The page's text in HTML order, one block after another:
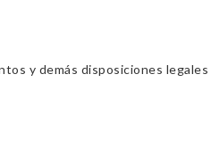
y demás disposiciones